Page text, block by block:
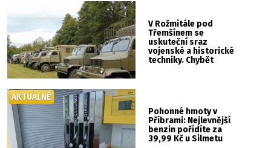
V Rožmitále pod
Třemšínem se
uskuteční sraz
vojenské a historické
techniky. Chybět
Pohonné hmoty v
Příbrami: Nejlevnější
benzin pořídíte za
39,99 Kč u Silmetu
AKTUÁLNĚ